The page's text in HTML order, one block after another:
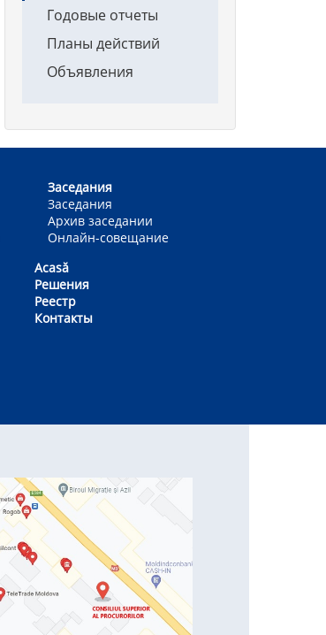
Годовые отчеты
Планы действий
Объявления
Заседания
Заседания
Архив заседании
Онлайн-совещание
Acasă
Решения
Реестр
Контакты